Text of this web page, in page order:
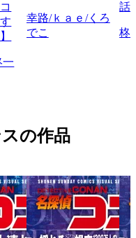
一
幸路/ｋａｅ/くろ
でこ
話
柊
の作品